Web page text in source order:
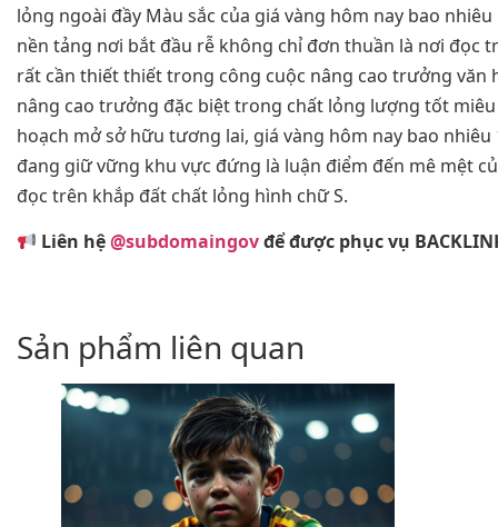
lỏng ngoài đầy Màu sắc của giá vàng hôm nay bao
nền tảng nơi bắt đầu rễ không chỉ đơn thuần là nơi đọc
rất cần thiết thiết trong công cuộc nâng cao trưởng văn
nâng cao trưởng đặc biệt trong chất lỏng lượng tốt
hoạch mở sở hữu tương lai, giá vàng hôm nay bao nhiêu
đang giữ vững khu vực đứng là luận điểm đến mê mệt
đọc trên khắp đất chất lỏng hình chữ S.
Liên hệ@subdomaingovđể được phục vụ
Sản phẩm liên quan